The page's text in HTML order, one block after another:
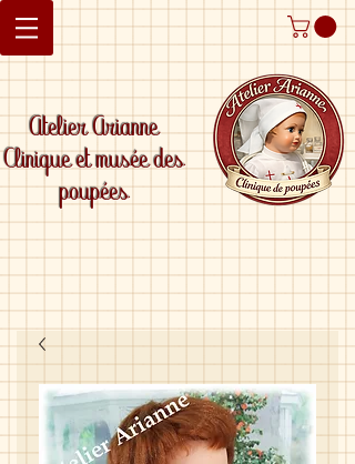
Atelier Arianne
Clinique et musée des
poupées